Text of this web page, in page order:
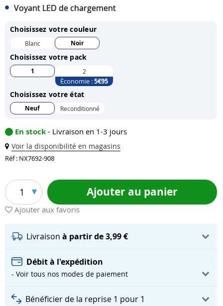
Voyant LED de chargement
Choisissez votre couleur
Blanc Noir
Choisissez votre pack
1 2
Économie :5€95
Choisissez votre état
Neuf Reconditionné
En stock - Livraison en 1-3 jours
Voir la disponibilité en magasins
Réf : NX7692-908
1 Ajouter au panier
Ajouter aux favoris
Livraison à partir de 3,99 €
Débit à l'expédition
- Voir tous nos modes de paiement
Bénéficier de la reprise 1 pour 1